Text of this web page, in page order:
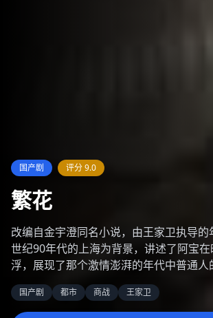
欧美剧 评分8.9
权力的游戏前传：龙族
《权力的游戏》前传剧集，讲述坦格利
故事发生在《权力的游戏》事件的200年
安家族内部的权力斗争和血龙狂舞内战。
精彩的龙战场面，复杂的人物关系，延续
质。
奇幻 史诗 美剧 权力的游戏